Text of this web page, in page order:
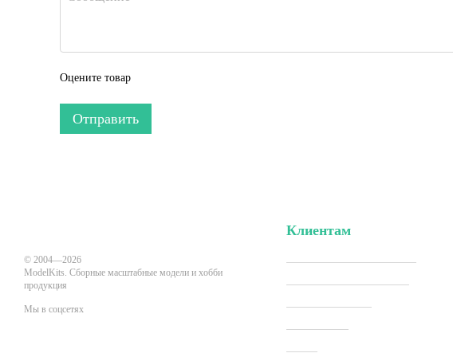
Оцените товар
Отправить
© 2004—2026
ModelKits. Сборные масштабные модели и хобби
продукция
Мы в соцсетях
Клиентам